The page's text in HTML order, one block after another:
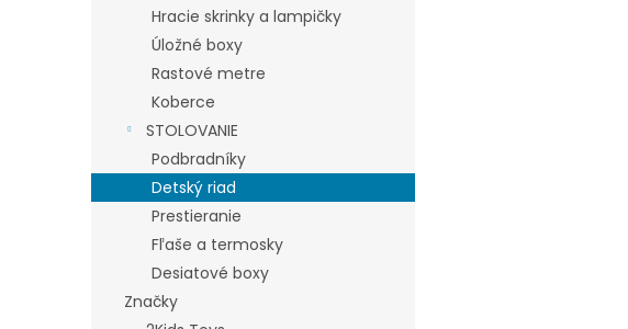
Hracie skrinky a lampičky
Úložné boxy
Rastové metre
Koberce
STOLOVANIE
Podbradníky
Detský riad
Prestieranie
Fľaše a termosky
Desiatové boxy
Značky